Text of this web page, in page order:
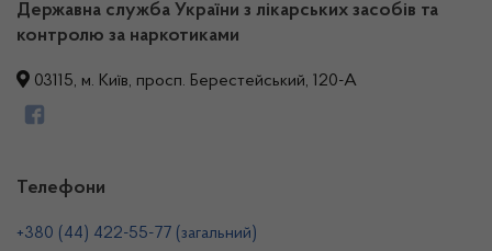
Державна служба України з лікарських засобів та
контролю за наркотиками
03115, м. Київ, просп. Берестейський, 120-А
Телефони
+380 (44) 422-55-77 (загальний)